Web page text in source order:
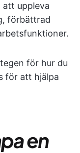
att uppleva
förbättrad
för hur du
för att hjälpa
en